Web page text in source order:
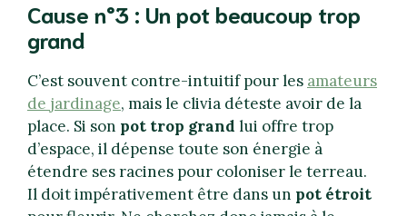
Cause n°3 : Un pot beaucoup trop
grand
C’est souvent contre-intuitif pour les amateurs
de jardinage, mais le clivia déteste avoir de la
place. Si son pot trop grand lui offre trop
d’espace, il dépense toute son énergie à
étendre ses racines pour coloniser le terreau.
Il doit impérativement être dans un pot étroit